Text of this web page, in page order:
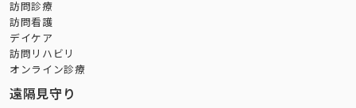
訪問診療
訪問看護
デイケア
訪問リハビリ
オンライン診療
遠隔見守り